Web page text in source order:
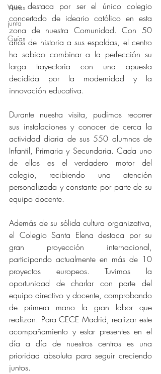
Visitas
junta
Guías
que destaca por ser el único colegio
concertado de ideario católico en esta
zona de nuestra Comunidad. Con 50
años de historia a sus espaldas, el centro
ha sabido combinar a la perfección su
larga trayectoria con una apuesta
decidida por la modernidad y la
innovación educativa.
Durante nuestra visita, pudimos recorrer
sus instalaciones y conocer de cerca la
actividad diaria de sus 550 alumnos de
Infantil, Primaria y Secundaria. Cada uno
de ellos es el verdadero motor del
colegio, recibiendo una atención
personalizada y constante por parte de su
equipo docente.
Además de su sólida cultura organizativa,
el Colegio Santa Elena destaca por su
gran proyección internacional,
participando actualmente en más de 10
proyectos europeos. Tuvimos la
oportunidad de charlar con parte del
equipo directivo y docente, comprobando
de primera mano la gran labor que
realizan. Para CECE Madrid, realizar este
acompañamiento y estar presentes en el
día a día de nuestros centros es una
prioridad absoluta para seguir creciendo
juntos.